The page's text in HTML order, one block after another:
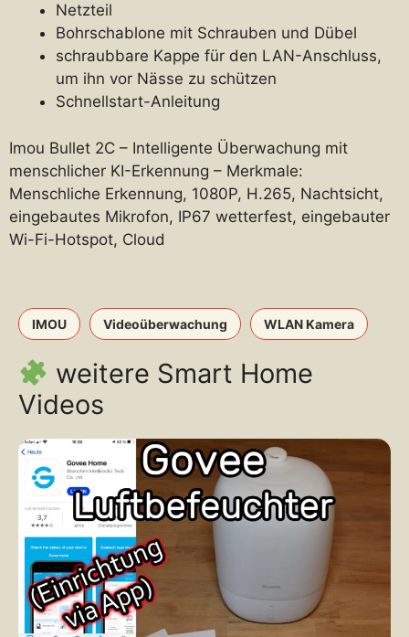
Netzteil
Bohrschablone mit Schrauben und Dübel
schraubbare Kappe für den LAN-Anschluss,
um ihn vor Nässe zu schützen
Schnellstart-Anleitung
Imou Bullet 2C – Intelligente Überwachung mit
menschlicher KI-Erkennung – Merkmale:
Menschliche Erkennung, 1080P, H.265, Nachtsicht,
eingebautes Mikrofon, IP67 wetterfest, eingebauter
Wi-Fi-Hotspot, Cloud
IMOU Videoüberwachung WLAN Kamera
weitere Smart Home
Videos